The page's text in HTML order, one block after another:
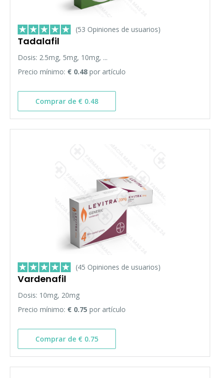
(53 Opiniones de usuarios)
Tadalafil
Dosis: 2.5mg, 5mg, 10mg, ...
Precio mínimo: € 0.48 por artículo
Comprar de € 0.48
(45 Opiniones de usuarios)
Vardenafil
Dosis: 10mg, 20mg
Precio mínimo: € 0.75 por artículo
Comprar de € 0.75